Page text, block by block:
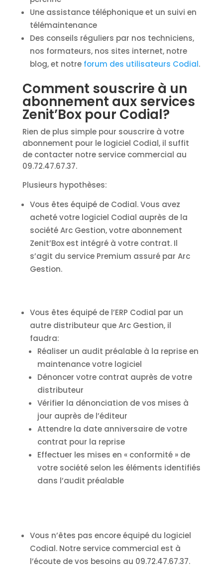
Une assistance téléphonique et un suivi en
télémaintenance
Des conseils réguliers par nos techniciens,
nos formateurs, nos sites internet, notre
blog, et notre forum des utilisateurs Codial.
Comment souscrire à un
abonnement aux services
Zenit’Box pour Codial?
Rien de plus simple pour souscrire à votre
abonnement pour le logiciel Codial, il suffit
de contacter notre service commercial au
09.72.47.67.37.
Plusieurs hypothèses:
Vous êtes équipé de Codial. Vous avez
acheté votre logiciel Codial auprès de la
société Arc Gestion, votre abonnement
Zenit’Box est intégré à votre contrat. Il
s’agit du service Premium assuré par Arc
Gestion.
Vous êtes équipé de l’ERP Codial par un
autre distributeur que Arc Gestion, il
faudra:
Réaliser un audit préalable à la reprise en
maintenance votre logiciel
Dénoncer votre contrat auprès de votre
distributeur
Vérifier la dénonciation de vos mises à
jour auprès de l’éditeur
Attendre la date anniversaire de votre
contrat pour la reprise
Effectuer les mises en « conformité » de
votre société selon les éléments identifiés
dans l’audit préalable
Vous n’êtes pas encore équipé du logiciel
Codial. Notre service commercial est à
l’écoute de vos besoins au 09.72.47.67.37.